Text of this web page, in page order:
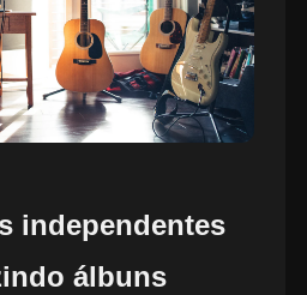
independentes
álbuns